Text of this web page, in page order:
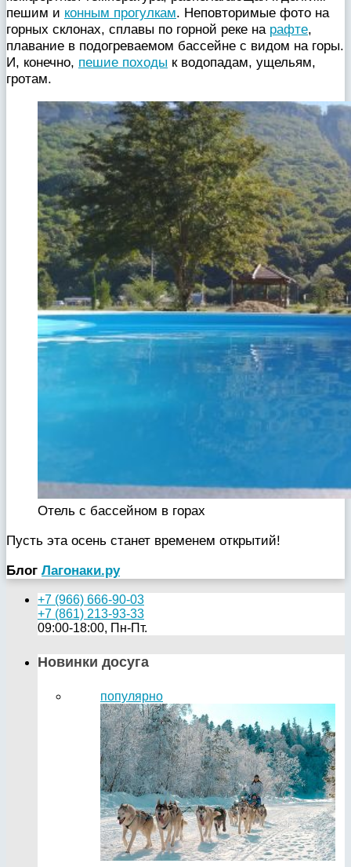
пешим и конным прогулкам. Неповторимые фото на
горных склонах, сплавы по горной реке на рафте,
плавание в подогреваемом бассейне с видом на горы.
И, конечно, пешие походы к водопадам, ущельям,
гротам.
Отель с бассейном в горах
Пусть эта осень станет временем открытий!
Блог Лагонаки.ру
+7 (966) 666-90-03
+7 (861) 213-93-33
09:00-18:00, Пн-Пт.
Новинки досуга
популярно